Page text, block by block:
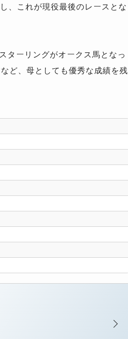
、これが現役最後のレースとな
ターリングがオークス馬となっ
ど、母としても優秀な成績を残